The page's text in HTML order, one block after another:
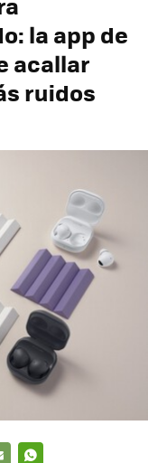
la app de
acallar
ruidos